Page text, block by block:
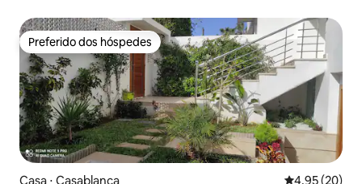
Preferido dos hóspedes
Preferido dos hóspedes
Casa ⋅ Casablanca 4,95 de uma
4,95 (20)